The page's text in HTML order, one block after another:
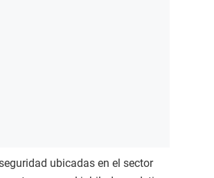
ubicadas en el sector